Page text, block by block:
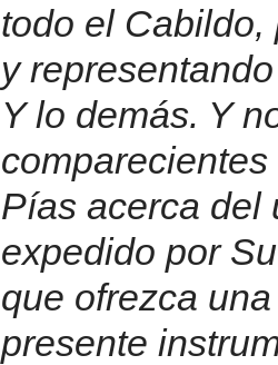
todo el
y
Y lo demás. Y
Pías acerca del
expedido por
que ofrezca
presente